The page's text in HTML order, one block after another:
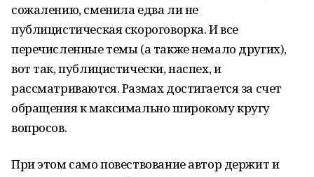
сожалению, сменила едва ли не
публицистическая скороговорка. И все
перечисленные темы (а также немало других),
вот так, публицистически, наспех, и
рассматриваются. Размах достигается за счет
обращения к максимально широкому кругу
вопросов.
При этом само повествование автор держит и